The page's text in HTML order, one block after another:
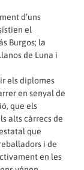
d’uns
el
Burgos; la
de Luna i
els diplomes
en senyal de
que els
alts càrrecs de
que
i de
en les